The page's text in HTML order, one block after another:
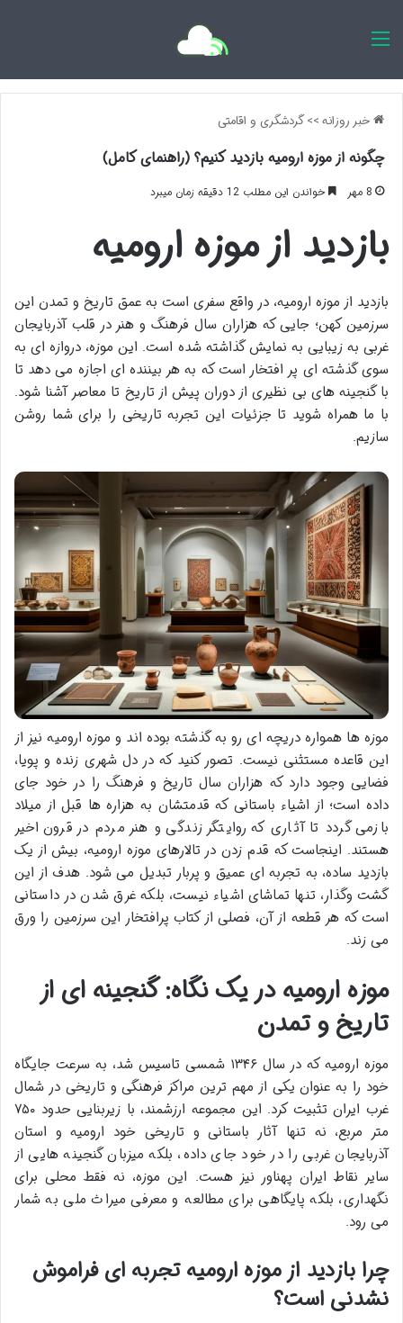
خبر روزانه>>گردشگری و اقامتی
چگونه از موزه ارومیه بازدید کنیم؟ (راهنمای کامل)
8 مهر خواندن این مطلب 12 دقیقه زمان میبرد
بازدید از موزه ارومیه
بازدید از موزه ارومیه، در واقع سفری است به عمق تاریخ و تمدن این
سرزمین کهن؛ جایی که هزاران سال فرهنگ و هنر در قلب آذربایجان
غربی به زیبایی به نمایش گذاشته شده است. این موزه، دروازه ای به
سوی گذشته ای پر افتخار است که به هر بیننده ای اجازه می دهد تا
با گنجینه های بی نظیری از دوران پیش از تاریخ تا معاصر آشنا شود.
با ما همراه شوید تا جزئیات این تجربه تاریخی را برای شما روشن
سازیم.
موزه ها همواره دریچه ای رو به گذشته بوده اند و موزه ارومیه نیز از
این قاعده مستثنی نیست. تصور کنید که در دل شهری زنده و پویا،
فضایی وجود دارد که هزاران سال تاریخ و فرهنگ را در خود جای
داده است؛ از اشیاء باستانی که قدمتشان به هزاره ها قبل از میلاد
بازمی گردد تا آثاری که روایتگر زندگی و هنر مردم در قرون اخیر
هستند. اینجاست که قدم زدن در تالارهای موزه ارومیه، بیش از یک
بازدید ساده، به تجربه ای عمیق و پربار تبدیل می شود. هدف از این
گشت وگذار، تنها تماشای اشیاء نیست، بلکه غرق شدن در داستانی
است که هر قطعه از آن، فصلی از کتاب پرافتخار این سرزمین را ورق
می زند.
موزه ارومیه در یک نگاه: گنجینه ای از
تاریخ و تمدن
موزه ارومیه که در سال ۱۳۴۶ شمسی تاسیس شد، به سرعت جایگاه
خود را به عنوان یکی از مهم ترین مراکز فرهنگی و تاریخی در شمال
غرب ایران تثبیت کرد. این مجموعه ارزشمند، با زیربنایی حدود ۷۵۰
متر مربع، نه تنها آثار باستانی و تاریخی خود ارومیه و استان
آذربایجان غربی را در خود جای داده، بلکه میزبان گنجینه هایی از
سایر نقاط ایران پهناور نیز هست. این موزه، نه فقط محلی برای
نگهداری، بلکه پایگاهی برای مطالعه و معرفی میراث ملی به شمار
می رود.
چرا بازدید از موزه ارومیه تجربه ای فراموش
نشدنی است؟